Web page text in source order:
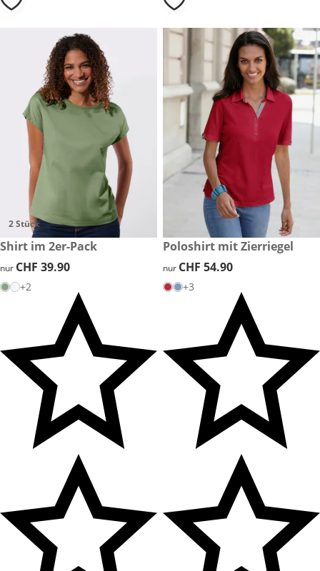
2 Stück
CHF 39.90
Shirt im 2er-Pack
CHF 39.90
nur CHF 39.90
+2
CHF 54.90
Poloshirt mit Zierriegel
CHF 54.90
nur CHF 54.90
+3